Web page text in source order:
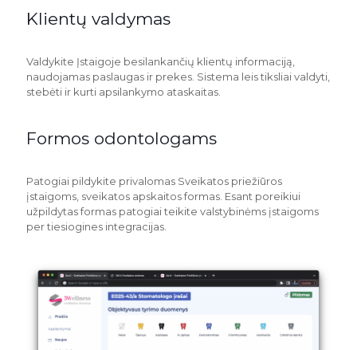
Klientų valdymas
Valdykite Įstaigoje besilankančių klientų informaciją,
naudojamas paslaugas ir prekes. Sistema leis tiksliai valdyti,
stebėti ir kurti apsilankymo ataskaitas.
Formos odontologams
Patogiai pildykite privalomas Sveikatos priežiūros
įstaigoms, sveikatos apskaitos formas. Esant poreikiui
užpildytas formas patogiai teikite valstybinėms įstaigoms
per tiesiogines integracijas.